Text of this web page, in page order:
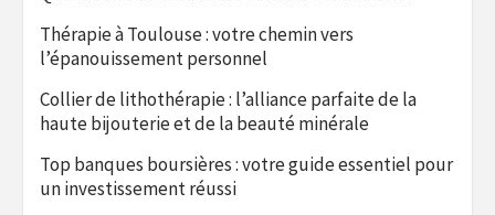
Thérapie à Toulouse : votre chemin vers
l’épanouissement personnel
Collier de lithothérapie : l’alliance parfaite de la
haute bijouterie et de la beauté minérale
Top banques boursières : votre guide essentiel pour
un investissement réussi